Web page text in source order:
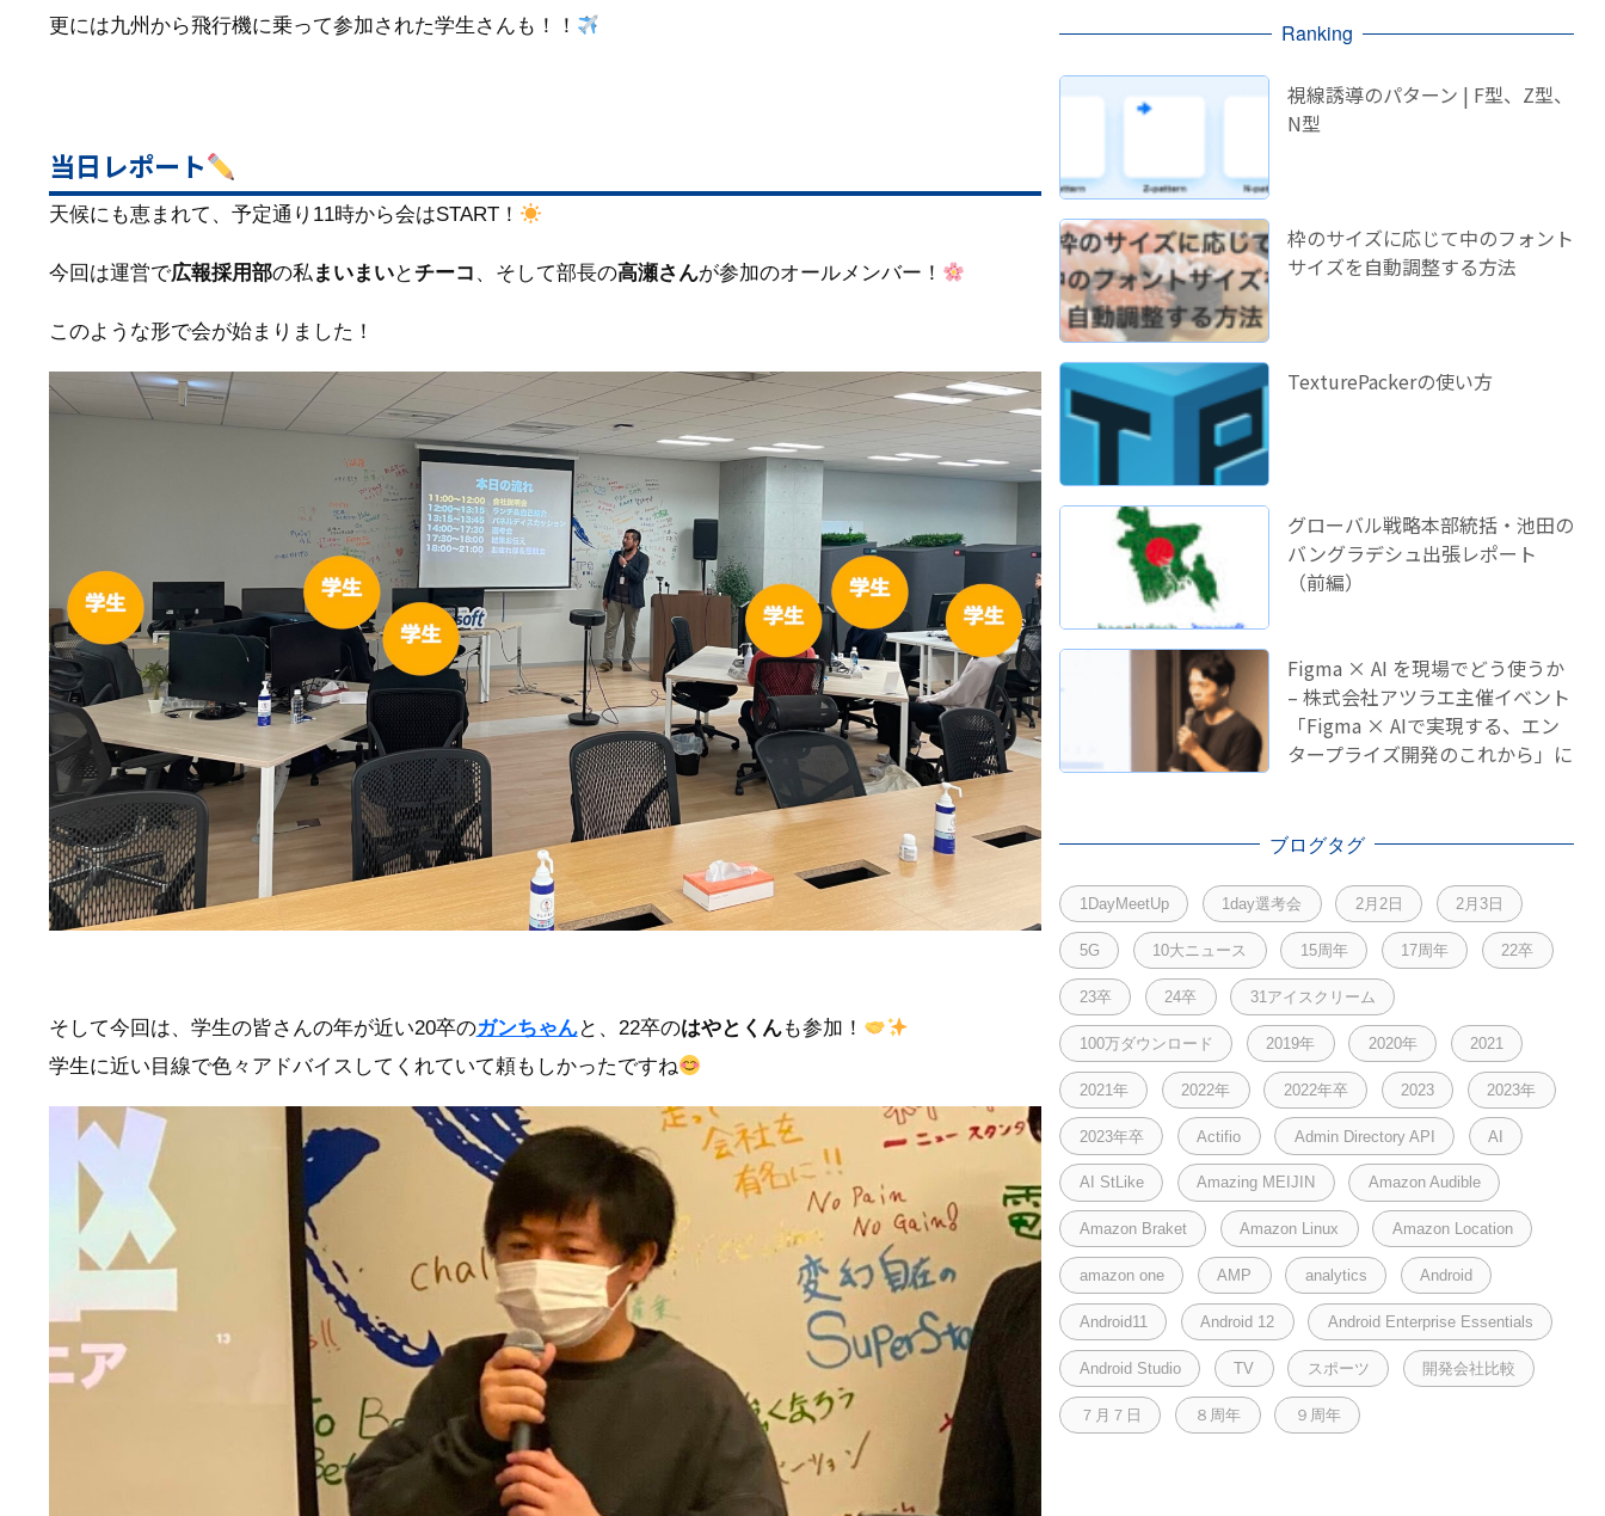
更には九州から飛行機に乗って参加された学生さんも！！
当日レポート
天候にも恵まれて、予定通り11時から会はSTART！
今回は運営で広報採用部の私まいまいとチーコ 、そして部長の高瀬さんが参加のオールメンバー！
このような形で会が始まりました！
そして今回は、学生の皆さんの年が近い20卒のガンちゃんと、22卒のはやとくんも参加！
学生に近い目線で色々アドバイスしてくれていて頼もしかったですね
Ranking
視線誘導のパターン | F型、Z型、
N型
枠のサイズに応じて中のフォント
サイズを自動調整する方法
TexturePackerの使い方
グローバル戦略本部統括・池田の
バングラデシュ出張レポート
（前編）
Figma × AI を現場でどう使うか
– 株式会社アツラエ主催イベント
「Figma × AIで実現する、エン
タープライズ開発のこれから」に
ブログタグ
1DayMeetUp 1day選考会 2月2日 2月3日
5G 10大ニュース 15周年 17周年 22卒
23卒 24卒 31アイスクリーム
100万ダウンロード 2019年 2020年 2021
2021年 2022年 2022年卒 2023 2023年
2023年卒 Actifio Admin Directory API AI
AI StLike Amazing MEIJIN Amazon Audible
Amazon Braket Amazon Linux Amazon Location
amazon one AMP analytics Android
Android11 Android 12 Android Enterprise Essentials
Android Studio TV スポーツ 開発会社比較
７月７日 ８周年 ９周年